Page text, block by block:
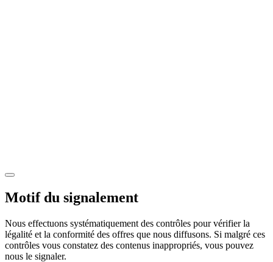
Motif du signalement
Nous effectuons systématiquement des contrôles pour vérifier la
légalité et la conformité des offres que nous diffusons. Si malgré ces
contrôles vous constatez des contenus inappropriés, vous pouvez
nous le signaler.